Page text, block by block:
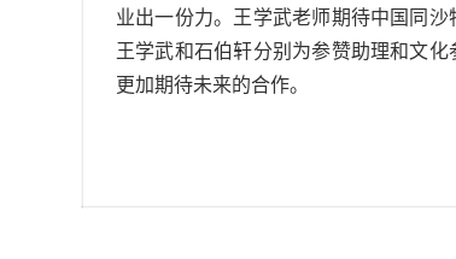
业出一份力。王学武老师期待中国同
王学武和石伯轩分别为参赞助理和文
更加期待未来的合作。